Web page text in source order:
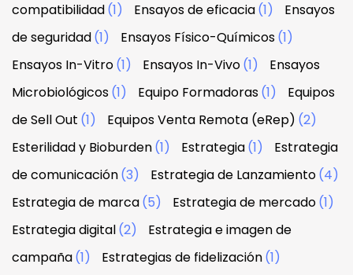
compatibilidad(1) Ensayos de eficacia(1)
Ensayos
de seguridad(1) Ensayos Físico-Químicos(1)
Ensayos In-Vitro(1) Ensayos In-Vivo(1)
Ensayos
Microbiológicos(1) Equipo Formadoras(1)
Equipos
de Sell Out (1) Equipos Venta Remota (eRep) (2)
Esterilidad y Bioburden(1) Estrategia(1)
Estrategia
de comunicación(3) Estrategia de Lanzamiento(4)
Estrategia de marca(5) Estrategia de mercado(1)
Estrategia digital(2)
Estrategia e imagen de
campaña(1) Estrategias de fidelización(1)